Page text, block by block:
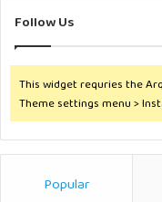
Follow Us
This widget requries the
Theme settings menu >
Popular